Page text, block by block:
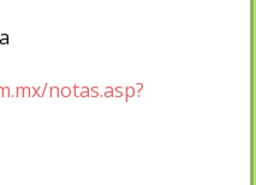
notas.asp?